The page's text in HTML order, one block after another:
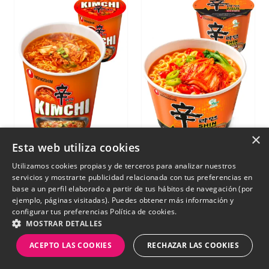
Coreanos con Kimchi
| Cup Edition 75g.
€ 2,15
SIN STOCK
Big Bowl | Nongshim
112g
€ 3,29
×
Esta web utiliza cookies
Utilizamos cookies propias y de terceros para analizar nuestros
servicios y mostrarte publicidad relacionada con tus preferencias en
base a un perfil elaborado a partir de tus hábitos de navegación (por
ejemplo, páginas visitadas). Puedes obtener más información y
configurar tus preferencias Política de cookies.
MOSTRAR DETALLES
ACEPTO LAS COOKIES RECHAZAR LAS COOKIES